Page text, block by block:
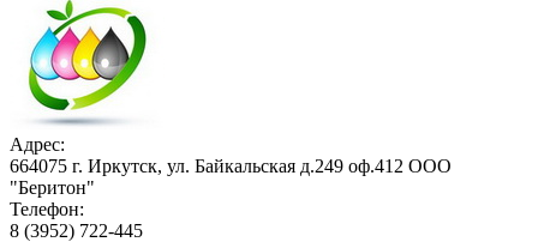
Адрес:
664075 г. Иркутск, ул. Байкальская д.249 оф.412 ООО
"Беритон"
Телефон:
8 (3952) 722-445